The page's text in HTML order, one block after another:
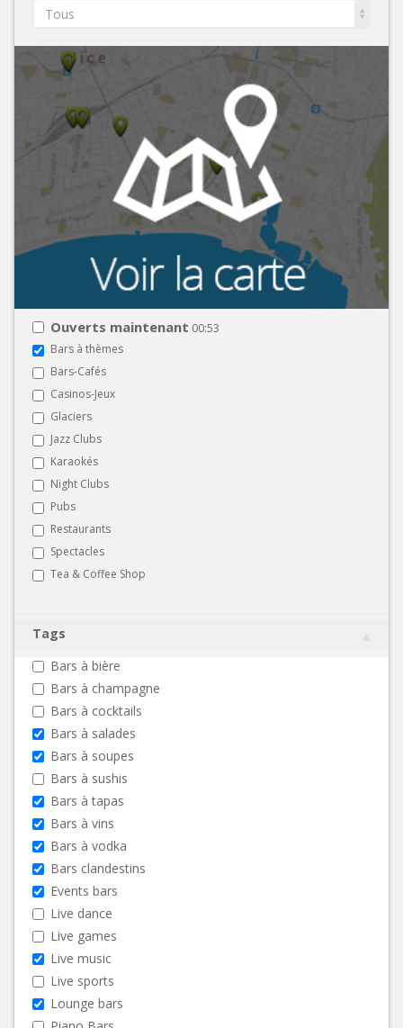
Tous
Ouverts maintenant 00:53
Bars à thèmes
Bars-Cafés
Casinos-Jeux
Glaciers
Jazz Clubs
Karaokés
Night Clubs
Pubs
Restaurants
Spectacles
Tea & Coffee Shop
Tags
Bars à bière
Bars à champagne
Bars à cocktails
Bars à salades
Bars à soupes
Bars à sushis
Bars à tapas
Bars à vins
Bars à vodka
Bars clandestins
Events bars
Live dance
Live games
Live music
Live sports
Lounge bars